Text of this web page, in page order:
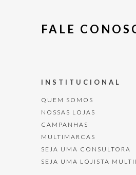
FALE
INSTITUCIONAL
QUEM SOMOS
NOSSAS LOJAS
CAMPANHAS
MULTIMARCAS
SEJA UMA CONSULTORA
SEJA UMA LOJISTA